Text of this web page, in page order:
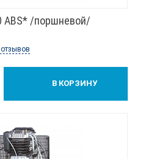
ABS* /поршневой/
В КОРЗИНУ